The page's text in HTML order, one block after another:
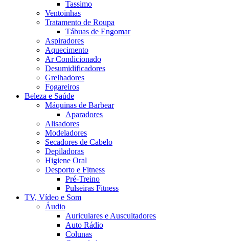
Tassimo
Ventoinhas
Tratamento de Roupa
Tábuas de Engomar
Aspiradores
Aquecimento
Ar Condicionado
Desumidificadores
Grelhadores
Fogareiros
Beleza e Saúde
Máquinas de Barbear
Aparadores
Alisadores
Modeladores
Secadores de Cabelo
Depiladoras
Higiene Oral
Desporto e Fitness
Pré-Treino
Pulseiras Fitness
TV, Vídeo e Som
Áudio
Auriculares e Auscultadores
Auto Rádio
Colunas